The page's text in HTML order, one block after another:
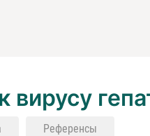
вирусу
Референсы